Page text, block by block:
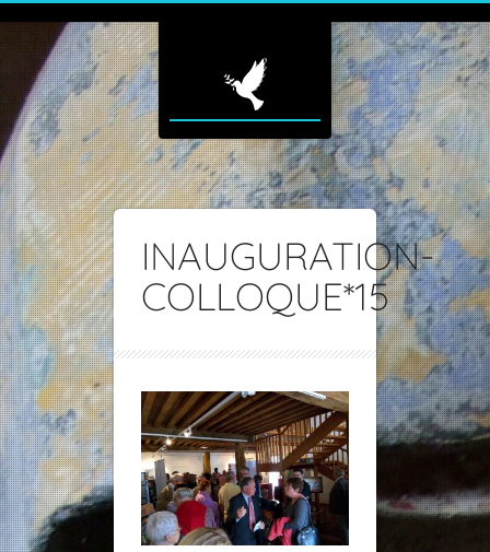
INAUGURATION-
COLLOQUE*15